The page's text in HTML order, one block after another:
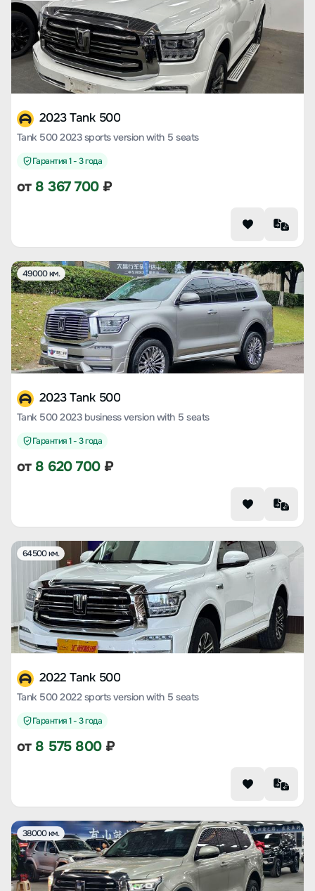
2023 Tank 500
Tank 500 2023 sports version with 5 seats
Гарантия 1 - 3 года
от 8 367 700₽
49000 км.
2023 Tank 500
Tank 500 2023 business version with 5 seats
Гарантия 1 - 3 года
от 8 620 700₽
64500 км.
2022 Tank 500
Tank 500 2022 sports version with 5 seats
Гарантия 1 - 3 года
от 8 575 800₽
38000 км.